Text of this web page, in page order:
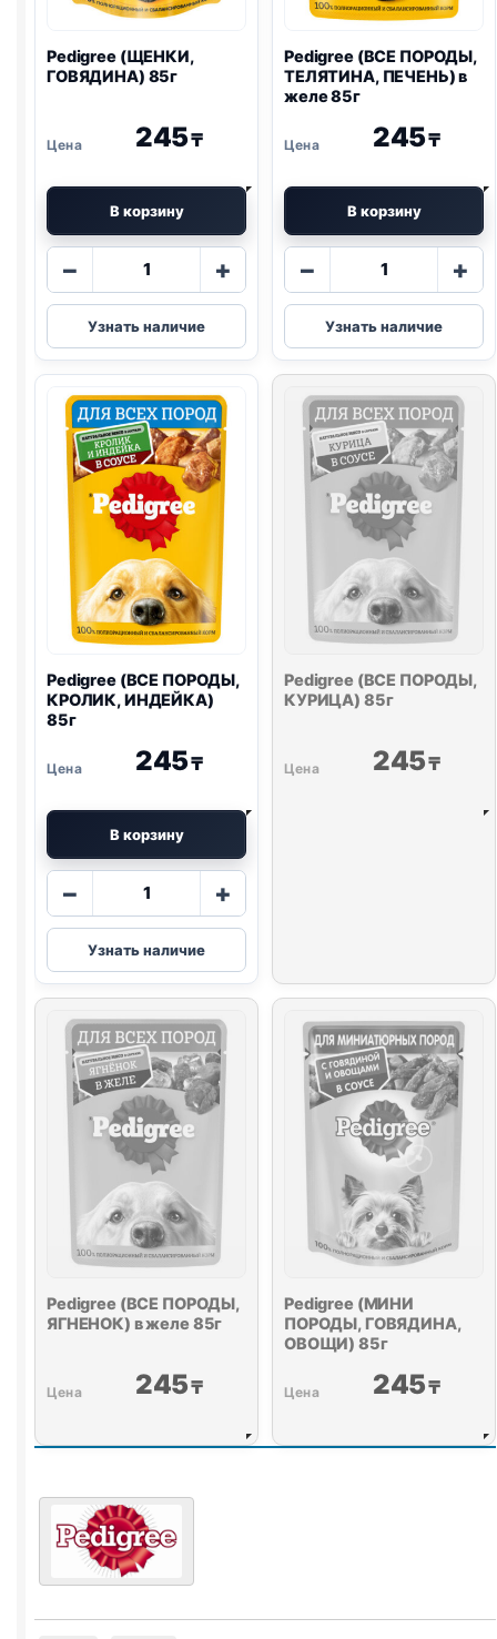
Pedigree (ЩЕНКИ,
ГОВЯДИНА) 85г
245₸
В корзину
−
Количество
Pedigree
(ЩЕНКИ,
ГОВЯДИНА)
+
Узнать наличие
Pedigree (ВСЕ ПОРОДЫ,
ТЕЛЯТИНА, ПЕЧЕНЬ) в
желе 85г
245₸
В корзину
−
Количество
Pedigree
(ВСЕ
ПОРОДЫ,
ПЕЧЕНЬ)
в
желе
85г
+
Узнать наличие
Pedigree (ВСЕ ПОРОДЫ,
КРОЛИК, ИНДЕЙКА)
85г
245₸
В корзину
−
Количество
Pedigree
(ВСЕ
ПОРОДЫ,
ИНДЕЙКА)
85г
+
Узнать наличие
Pedigree (ВСЕ ПОРОДЫ,
КУРИЦА) 85г
245₸
Pedigree (ВСЕ ПОРОДЫ,
ЯГНЕНОК) в желе 85г
245₸
Pedigree (МИНИ
ПОРОДЫ, ГОВЯДИНА,
ОВОЩИ) 85г
245₸